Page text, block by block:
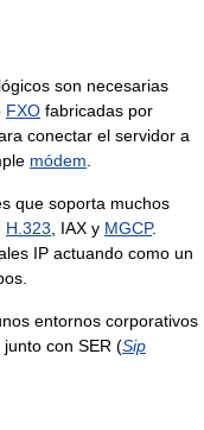
son necesarias
FXO fabricadas por
conectar el servidor a
módem
que soporta muchos
H.323 , IAX y MGCP.
IP actuando como un
entornos corporativos
con SER (Sip